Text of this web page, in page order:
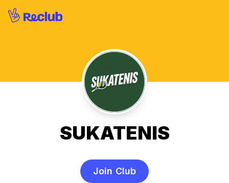
SUKATENIS
Join Club